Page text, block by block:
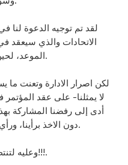
لقد تم توجيه الدعوة لنا
الموعد، لحين الانتهاء من انتخابات لبنان.
لكن اصرار الادارة وتعنت
لا يمثلنا- على عقد
دون الاخذ برأينا، ورأي إتحاد الضفة، واتحاد الاردن.
وعليه لتنتظر الادارة ما يعجب خاطرها!!!.